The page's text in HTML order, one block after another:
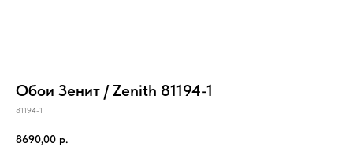
Обои Зенит / Zenith 81194-1
81194-1
8690,00 р.